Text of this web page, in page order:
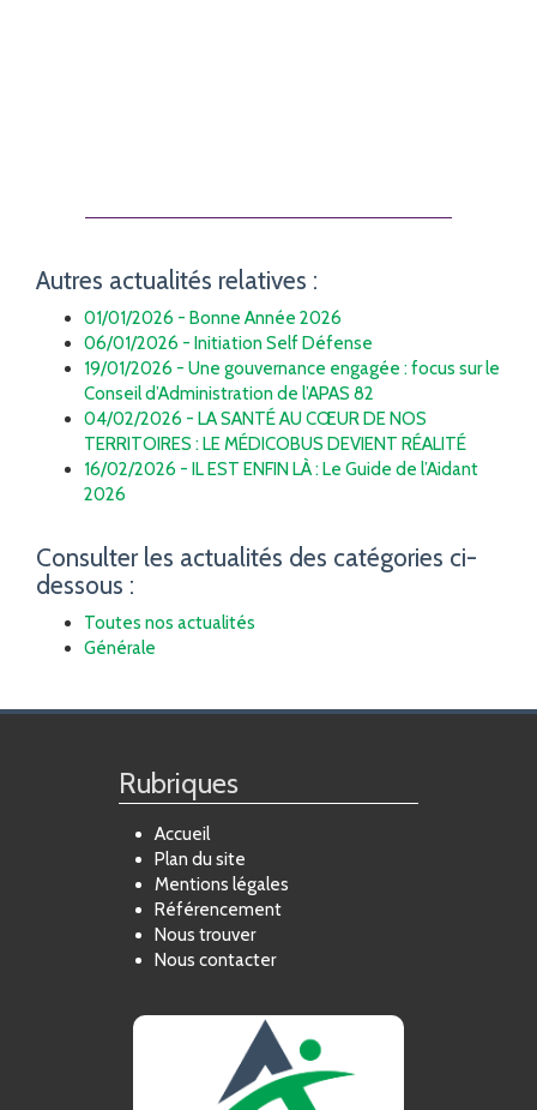
Autres actualités relatives :
01/01/2026 - Bonne Année 2026
06/01/2026 - Initiation Self Défense
19/01/2026 - Une gouvernance engagée : focus sur le
Conseil d’Administration de l’APAS 82
04/02/2026 - LA SANTÉ AU CŒUR DE NOS
TERRITOIRES : LE MÉDICOBUS DEVIENT RÉALITÉ
16/02/2026 - IL EST ENFIN LÀ : Le Guide de l’Aidant
2026
Consulter les actualités des catégories ci-
dessous :
Toutes nos actualités
Générale
Rubriques
Accueil
Plan du site
Mentions légales
Référencement
Nous trouver
Nous contacter